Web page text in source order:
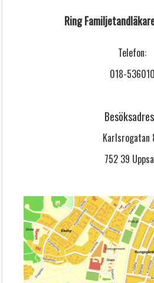
Ring
Telefon:
018-536010
Karlsrogatan
752 39